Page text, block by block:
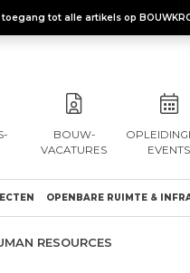
tot alle artikels op
BOUW-
VACATURES
EVENTS
OPENBARE RUIMTE &
RESOURCES